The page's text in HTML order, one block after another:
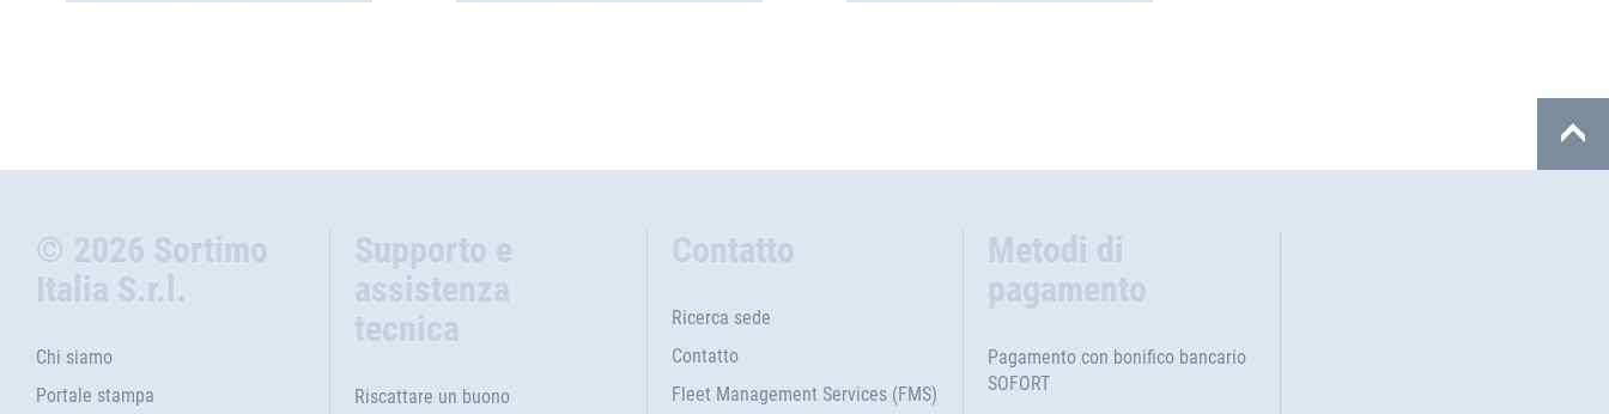
© 2026 Sortimo
Italia S.r.l.
Chi siamo
Portale stampa
Supporto e
assistenza
tecnica
Riscattare un buono
Contatto
Ricerca sede
Contatto
Fleet Management Services (FMS)
Metodi di
pagamento
Pagamento con bonifico bancario
SOFORT